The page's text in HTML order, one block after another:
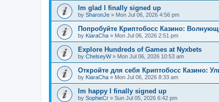
Im glad I finally signed up
by SharonJe » Mon Jul 06, 2026 4:56 pm
Попробуйте Криптобосс Казино:
by KiaraCha » Mon Jul 06, 2026 2:51 pm
Explore Hundreds of Games at Nyxbets
by ChelseyW» Mon Jul 06, 2026 10:53 am
Откройте для себя Криптобосс Казино:
by KiaraCha » Mon Jul 06, 2026 8:33 am
Im happy I finally signed up
by SophieCr » Sun Jul 05, 2026 6:42 pm